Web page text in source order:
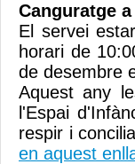
Canguratge
El servei
horari de
de desembre
Aquest any
l'Espai
respir i
en aquest